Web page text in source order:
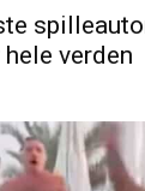
verden